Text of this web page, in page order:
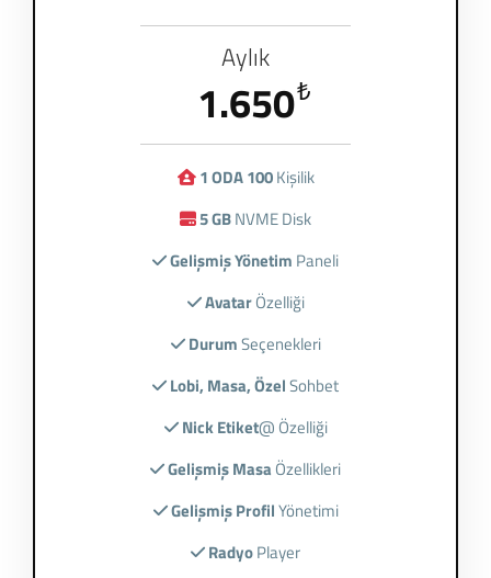
Aylık
₺
1.650
1 ODA 100Kişilik
5 GBNVME Disk
Gelişmiş Yönetim Paneli
AvatarÖzelliği
DurumSeçenekleri
Lobi, Masa, ÖzelSohbet
Nick Etiket@ Özelliği
Gelişmiş Masa Özellikleri
Gelişmiş ProfilYönetimi
RadyoPlayer